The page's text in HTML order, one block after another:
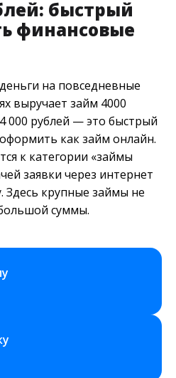
быстрый
финансовые
на повседневные
выручает займ 4000
000 рублей — это быстрый
как займ онлайн.
к категории «займы
заявки через интернет
Здесь крупные займы не
суммы.